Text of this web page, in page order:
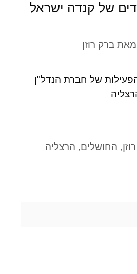
של קנדה ישראל
מאת ברק רוזן
של חברת הנדל"ן
, החושלים, הרצליה